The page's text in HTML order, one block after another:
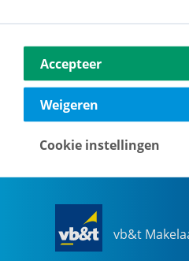
Vestdijk 180
5611 CZ Eindhoven
040-2696949
vb&t
Accepteer
Weigeren
Cookie instellingen